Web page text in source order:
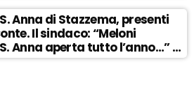
Anna di Stazzema, presenti
Il sindaco: “Meloni
Anna aperta tutto l’anno…” –